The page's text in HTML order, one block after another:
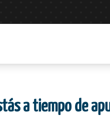
a tiempo de